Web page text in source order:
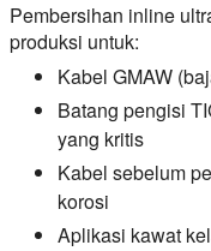
Pembersihan inline
produksi untuk:
Kabel GMAW
Batang pengisi
yang kritis
Kabel sebelum
korosi
Aplikasi kawat